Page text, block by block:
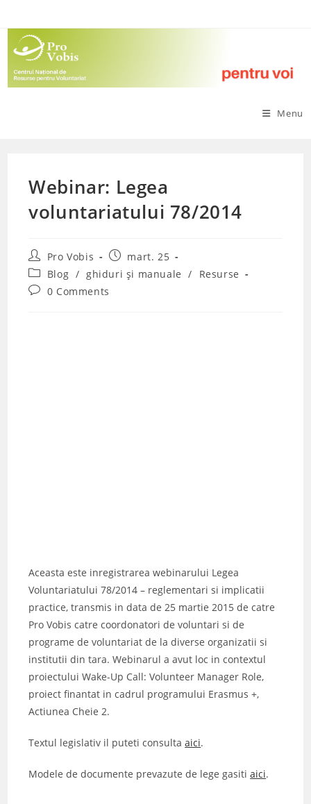
to
content
Menu
Webinar: Legea
voluntariatului 78/2014
Post
author:
Pro Vobis
Post
published:
mart. 25
Post
category:
Blog / ghiduri și manuale /
Resurse
Post0 Comments
Aceasta este inregistrarea webinarului Legea
Voluntariatului 78/2014 – reglementari si implicatii
practice, transmis in data de 25 martie 2015 de catre
Pro Vobis catre coordonatori de voluntari si de
programe de voluntariat de la diverse organizatii si
institutii din tara. Webinarul a avut loc in contextul
proiectului Wake-Up Call: Volunteer Manager Role,
proiect finantat in cadrul programului Erasmus +,
Actiunea Cheie 2.
Textul legislativ il puteti consultaaici.
Modele de documente prevazute de lege gasitiaici.